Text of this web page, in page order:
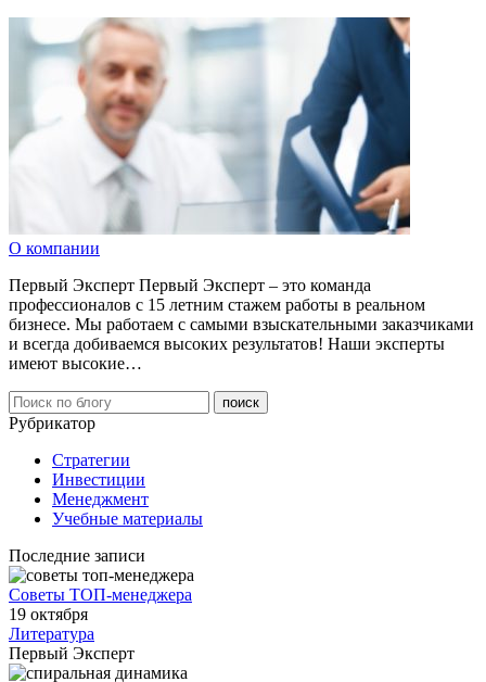
О компании
Первый Эксперт Первый Эксперт – это команда
профессионалов с 15 летним стажем работы в реальном
бизнесе. Мы работаем с самыми взыскательными заказчиками
и всегда добиваемся высоких результатов! Наши эксперты
имеют высокие…
Рубрикатор
Стратегии
Инвестиции
Менеджмент
Учебные материалы
Последние записи
Советы ТОП-менеджера
19 октября
Литература
Первый Эксперт